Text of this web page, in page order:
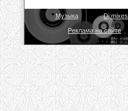
Музыка Dj mixes
Реклама на сайте